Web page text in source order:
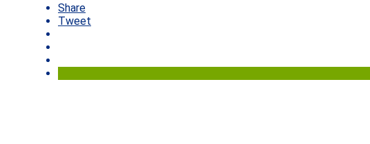
Share
Tweet